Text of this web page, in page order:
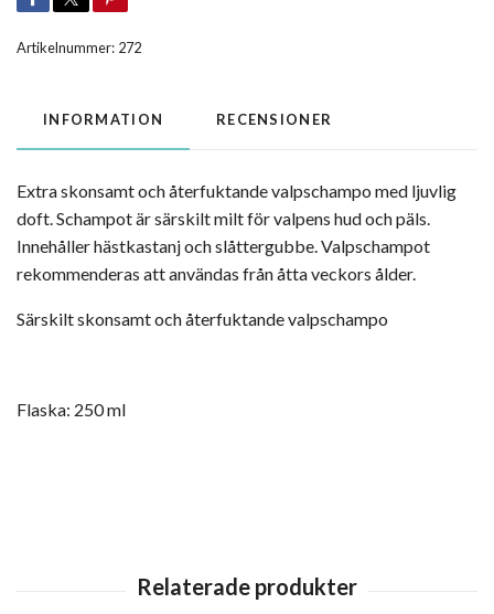
Artikelnummer: 272
INFORMATION RECENSIONER
Extra skonsamt och återfuktande valpschampo med ljuvlig
doft. Schampot är särskilt milt för valpens hud och päls.
Innehåller hästkastanj och slåttergubbe. Valpschampot
rekommenderas att användas från åtta veckors ålder.
Särskilt skonsamt och återfuktande valpschampo
Flaska: 250 ml